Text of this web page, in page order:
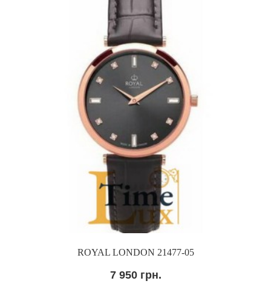
ROYAL LONDON 21477-05
7 950 грн.